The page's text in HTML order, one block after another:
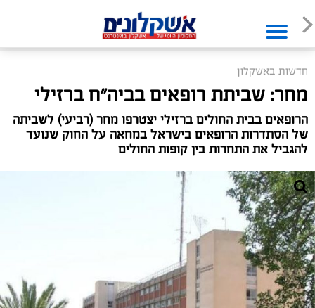
חדשות באשקלון
מחר: שביתת רופאים בביה"ח ברזילי
הרופאים בבית החולים ברזילי יצטרפו מחר (רביעי) לשביתה
של הסתדרות הרופאים בישראל במחאה על החוק שנועד
להגביל את התחרות בין קופות החולים